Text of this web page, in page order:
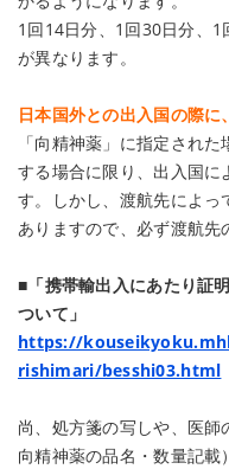
1回14日分、1回30日分、
が異なります。
日本国外との出入国の際に
「向精神薬」に指定され
する場合に限り、出入国
す。しかし、渡航先によ
ありますので、必ず渡航先
■「携帯輸出入にあたり証
ついて」
https://
rishimari/besshi03.html
尚、処方箋の写しや、医
向精神薬の品名・数量記